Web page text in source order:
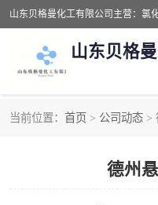
山东贝格
当前位置： 首页 > 公司动态 >
德州